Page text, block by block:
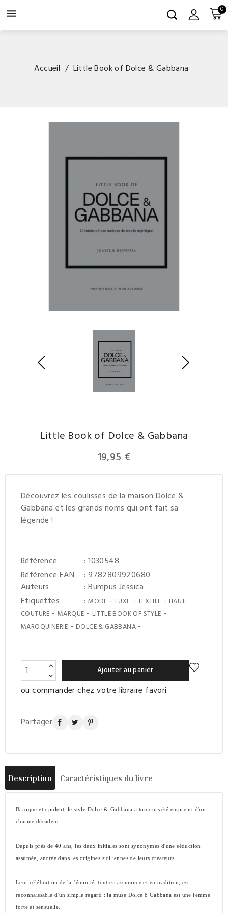
 0
Accueil Little Book of Dolce & Gabbana
Little Book of Dolce & Gabbana
19,95 €
Découvrez les coulisses de la maison Dolce &
Gabbana et les grands noms qui ont fait sa
légende !
Référence
: 1030548
Référence EAN
: 9782809920680
Auteurs
:Bumpus Jessica
Etiquettes
:MODE - LUXE - TEXTILE - HAUTE
COUTURE -MARQUE - LITTLE BOOK OF STYLE -
MAROQUINERIE - DOLCE & GABBANA -
Ajouter au panier
ou commander chez votre libraire favori
Partager
Description Caractéristiques du livre
Baroque et opulent, le style Dolce & Gabbana a toujours été empreint d'un
charme décadent.
Depuis près de 40 ans, les deux initiales sont synonymes d'une séduction
assumée, ancrée dans les origines siciliennes de leurs créateurs.
Leur célébration de la féminité, tout en assurance et en tradition, est
reconnaissable d'un simple regard : la muse Dolce 8 Gabbana est une femme
forte et sensuelle.